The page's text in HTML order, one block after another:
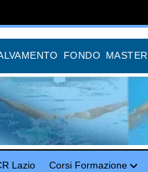
FONDO MASTER
Lazio Corsi Formazione